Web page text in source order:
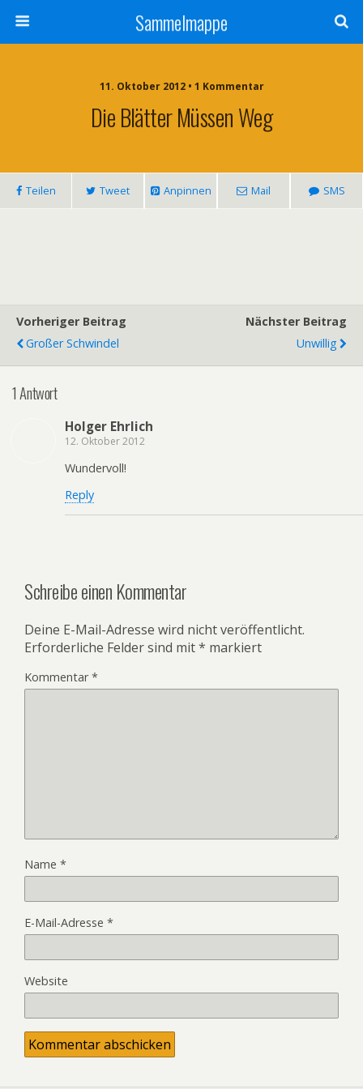
Sammelmappe
11. Oktober 2012 • 1 Kommentar
Die Blätter Müssen Weg
Teilen Tweet Anpinnen Mail SMS
Vorheriger Beitrag
Großer Schwindel
Nächster Beitrag
Unwillig
1 Antwort
Holger Ehrlich
12. Oktober 2012
Wundervoll!
Reply
Schreibe einen Kommentar
Deine E-Mail-Adresse wird nicht veröffentlicht.
Erforderliche Felder sind mit* markiert
Kommentar*
Name *
E-Mail-Adresse *
Website